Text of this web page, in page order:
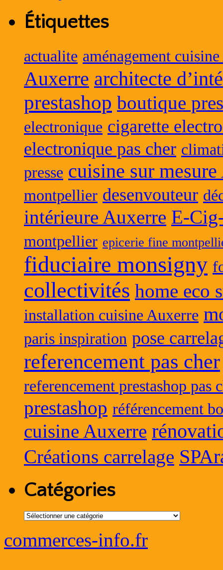
Étiquettes
actualite aménagement
Auxerre architecte
prestashop boutique
electronique cigarette
electronique pas cher
presse cuisine sur
montpellier desenvouteur
intérieure Auxerre E-
montpellier epicerie fine
fiduciaire monsigny
collectivités home eco
installation cuisine Auxerre
paris inspiration pose
referencement pas cher
referencement prestashop pas
prestashop référencement
cuisine Auxerre
Créations carrelage
Catégories
Catégories
commerces-info.fr